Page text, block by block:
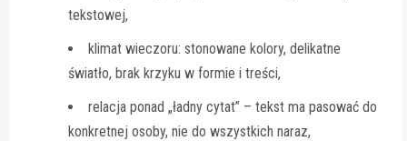
tekstowej,
klimat wieczoru: stonowane kolory, delikatne
światło, brak krzyku w formie i treści,
relacja ponad „ładny cytat” – tekst ma pasować do
konkretnej osoby, nie do wszystkich naraz,